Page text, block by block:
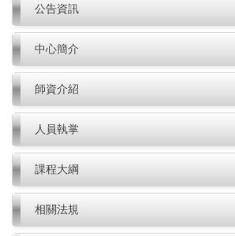
公告資訊
中心簡介
師資介紹
人員執掌
課程大綱
相關法規